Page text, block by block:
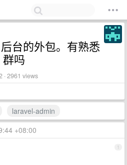
台的外包。有熟悉
吗
· 2961 views
laravel-admin
+08:00
1